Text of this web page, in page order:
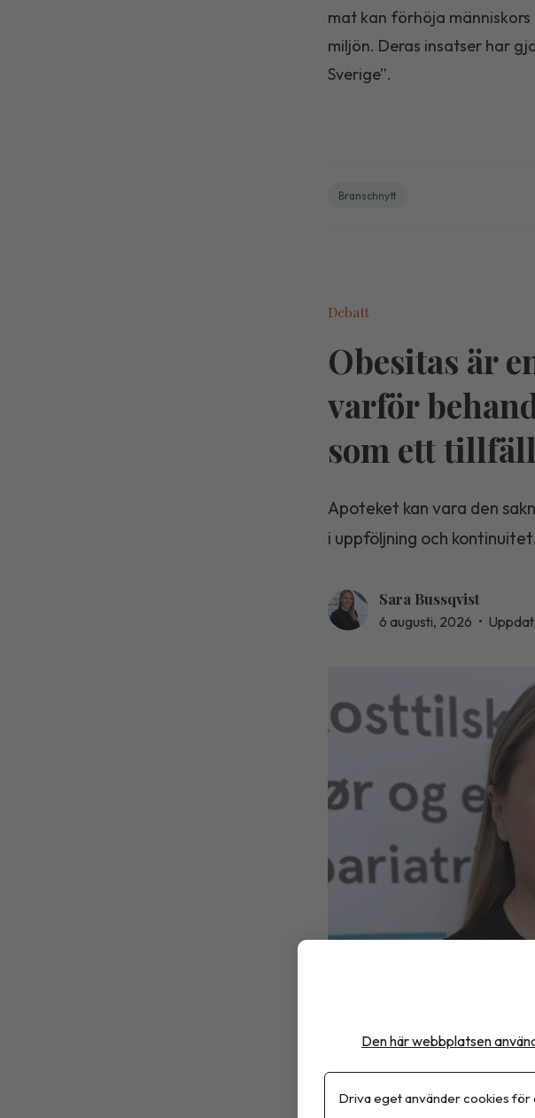
mat kan förhöja
miljön. Deras insatser har
Sverige”.
Branschnytt
Debatt
Obesitas är
varför
som ett
Apoteket kan vara den
i uppföljning och
Sara Bussqvist
6 augusti, 2026 •
Sara Bussqvist.
Den här webbplatsen
Driva eget använder cookies